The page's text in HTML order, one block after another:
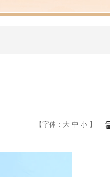
【字体： 大 中 小 】